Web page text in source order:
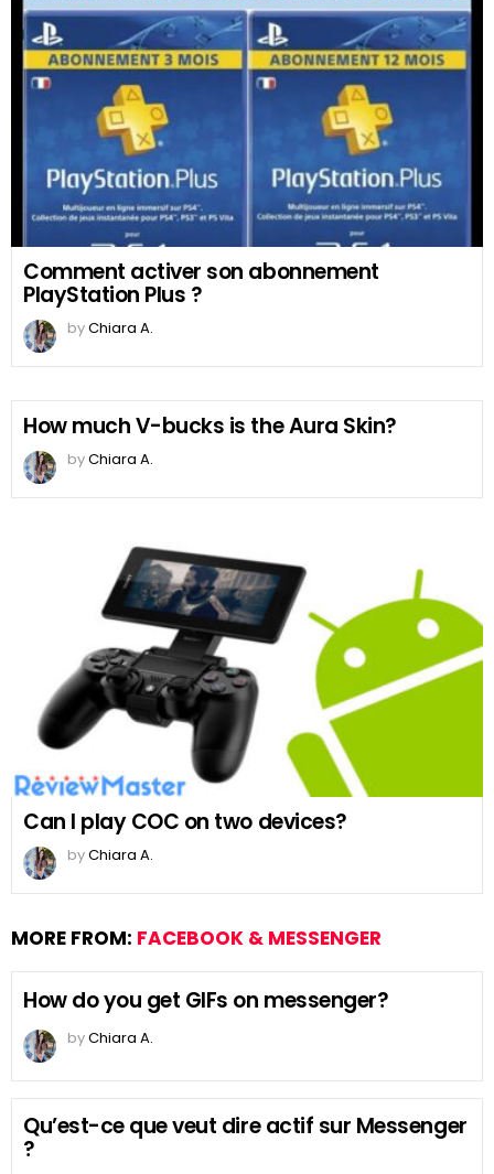
Comment activer son abonnement
PlayStation Plus ?
byChiara A.
How much V-bucks is the Aura Skin?
byChiara A.
Can I play COC on two devices?
byChiara A.
MORE FROM: FACEBOOK & MESSENGER
How do you get GIFs on messenger?
byChiara A.
Qu’est-ce que veut dire actif sur Messenger
?